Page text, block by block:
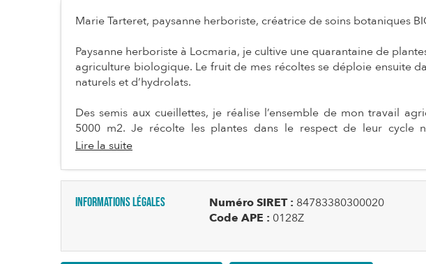
Marie Tarteret, paysanne herboriste, créatrice de soins botaniques
Paysanne herboriste à Locmaria, je cultive une quarantaine de
agriculture biologique. Le fruit de mes récoltes se déploie ensuite
naturels et d’hydrolats.
Des semis aux cueillettes, je réalise l’ensemble de mon travail
5000 m2. Je récolte les plantes dans le respect de leur cycle
Lire la suite
Informations légales Numéro SIRET : 84783380300020
Code APE : 0128Z